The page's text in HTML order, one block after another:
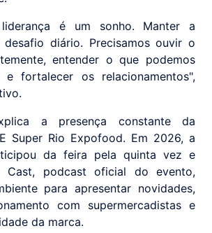
é um sonho. Manter a
diário. Precisamos ouvir o
entender o que podemos
fortalecer os relacionamentos",
a presença constante da
Super Rio Expofood. Em 2026, a
da feira pela quinta vez e
Cast, podcast oficial do evento,
para apresentar novidades,
com supermercadistas e
da marca.